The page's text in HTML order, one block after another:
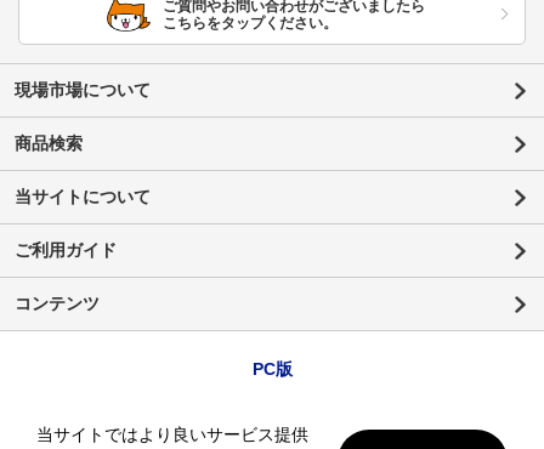
ご質問やお問い合わせがございましたら
こちらをタップください。
現場市場について
商品検索
当サイトについて
ご利用ガイド
コンテンツ
PC版
当サイトではより良いサービス提供